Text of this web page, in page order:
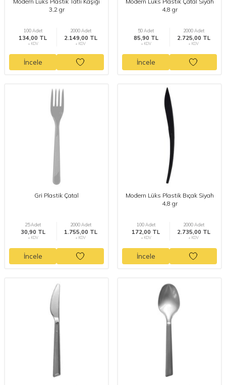
3,2 gr
100 Adet
134,00 TL
+ KDV
2000 Adet
2.149,00 TL
+ KDV
İncele
4,8 gr
50 Adet
85,90 TL
+ KDV
2000 Adet
2.725,00 TL
+ KDV
İncele
Gri Plastik Çatal
25 Adet
30,90 TL
+ KDV
2000 Adet
1.755,00 TL
+ KDV
İncele
Modern Lüks Plastik Bıçak Siyah
4,8 gr
100 Adet
172,00 TL
+ KDV
2000 Adet
2.735,00 TL
+ KDV
İncele